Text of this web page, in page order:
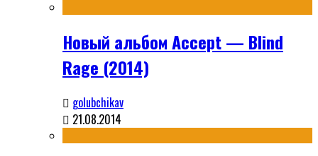
Новый альбом Accept — Blind
Rage (2014)
golubchikav
21.08.2014